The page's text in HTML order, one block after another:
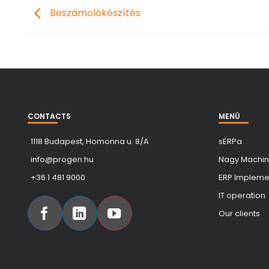
Beszámolókészítés
CONTACTS
1118 Budapest, Homonna u. 8/A
info@progen.hu
+36 1 481 9000
MENÜ
sERPa
Nagy
ERP
IT operation
Our clients